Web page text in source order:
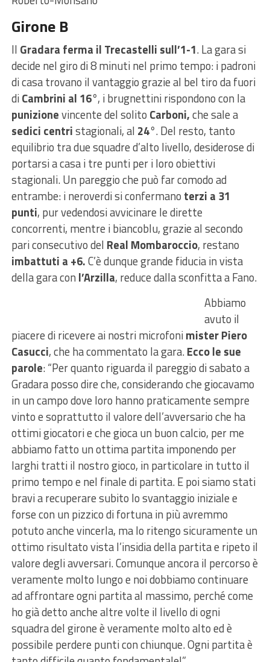
Girone B
Il Gradara ferma il Trecastelli sull’1-1. La gara si
decide nel giro di 8 minuti nel primo tempo: i padroni
di casa trovano il vantaggio grazie al bel tiro da fuori
diCambrini al 16°, i brugnettini rispondono con la
punizionevincente del solito Carboni,che sale a
sedici centristagionali, al 24°. Del resto, tanto
equilibrio tra due squadre d’alto livello, desiderose di
portarsi a casa i tre punti per i loro obiettivi
stagionali. Un pareggio che può far comodo ad
entrambe: i neroverdi si confermano terzi a 31
punti, pur vedendosi avvicinare le dirette
concorrenti, mentre i biancoblu, grazie al secondo
pari consecutivo del Real Mombaroccio, restano
imbattuti a +6.C’è dunque grande fiducia in vista
della gara con l’Arzilla, reduce dalla sconfitta a Fano.
Abbiamo
avuto il
piacere di ricevere ai nostri microfonimister Piero
Casucci, che ha commentato la gara.Ecco le sue
parole: “Per quanto riguarda il pareggio di sabato a
Gradara posso dire che, considerando che giocavamo
in un campo dove loro hanno praticamente sempre
vinto e soprattutto il valore dell’avversario che ha
ottimi giocatori e che gioca un buon calcio, per me
abbiamo fatto un ottima partita imponendo per
larghi tratti il nostro gioco, in particolare in tutto il
primo tempo e nel finale di partita. E poi siamo stati
bravi a recuperare subito lo svantaggio iniziale e
forse con un pizzico di fortuna in più avremmo
potuto anche vincerla, ma lo ritengo sicuramente un
ottimo risultato vista l’insidia della partita e ripeto il
valore degli avversari. Comunque ancora il percorso è
veramente molto lungo e noi dobbiamo continuare
ad affrontare ogni partita al massimo, perché come
ho già detto anche altre volte il livello di ogni
squadra del girone è veramente molto alto ed è
possibile perdere punti con chiunque. Ogni partita è